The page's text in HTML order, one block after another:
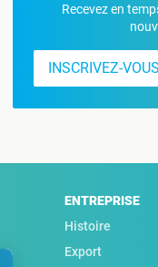
Recevez en
INSCRIVEZ-
ENTREPRISE
Histoire
Export